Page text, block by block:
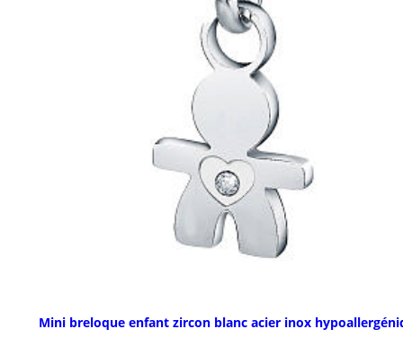
Mini breloque enfant zircon blanc acier inox